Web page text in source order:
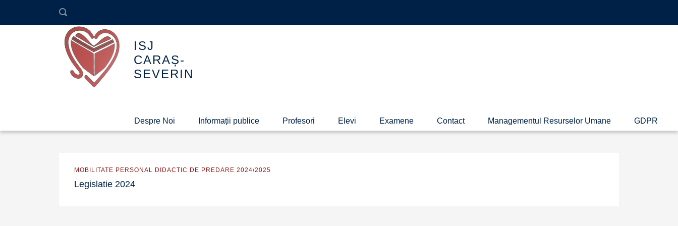
ISJ
CARAȘ-
SEVERIN
Despre Noi Informații publice Profesori Elevi Examene Contact Managementul Resurselor Umane GDPR
MOBILITATE PERSONAL DIDACTIC DE PREDARE 2024/2025
Legislatie 2024